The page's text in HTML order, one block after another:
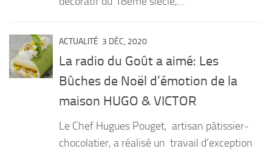
Sauces
ACTUALITÉ 3 DÉC, 2020
La radio du Goût a aimé: Les
Bûches de Noël d’émotion de la
maison HUGO & VICTOR
Le Chef Hugues Pouget, artisan pâtissier-
chocolatier, a réalisé un travail d’exception